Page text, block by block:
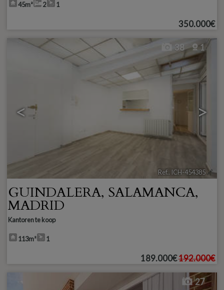
45m² 2 1
350.000€
< >
38 1
Ref.. ICH-454385🔗
GUINDALERA, SALAMANCA,
MADRID
Kantoren te koop
113m² 1
189.000€192.000€
27